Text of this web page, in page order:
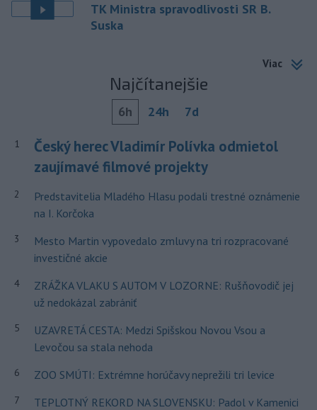
TK Ministra spravodlivosti SR B.
Suska
Viac
Najčítanejšie
6h 24h 7d
1
Český herec Vladimír Polívka odmietol
zaujímavé filmové projekty
2
Predstavitelia Mladého Hlasu podali trestné oznámenie
na I. Korčoka
3
Mesto Martin vypovedalo zmluvy na tri rozpracované
investičné akcie
4
ZRÁŽKA VLAKU S AUTOM V LOZORNE: Rušňovodič jej
už nedokázal zabrániť
5
UZAVRETÁ CESTA: Medzi Spišskou Novou Vsou a
Levočou sa stala nehoda
6 ZOO SMÚTI: Extrémne horúčavy neprežili tri levice
7
TEPLOTNÝ REKORD NA SLOVENSKU: Padol v Kamenici